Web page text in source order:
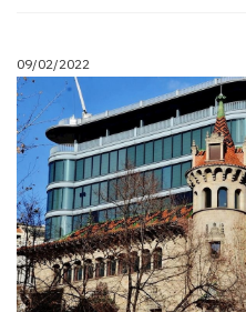
09/02/2022